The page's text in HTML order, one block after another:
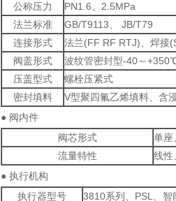
公称压力
PN1.6、2.5MPa
法兰标准
GB/T9113、 JB/T79
连接形式
法兰(FF RF RTJ)、焊接
阀盖形式
波纹管密封型-40～
压盖型式
螺栓压紧式
密封填料
V型聚四氟乙烯填料、含
● 阀内件
阀芯形式
单座
流量特性
线性
● 执行机构
执行器型号
3810系列、PSL、智